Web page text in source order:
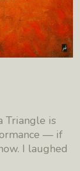
Triangle is
— if
I laughed